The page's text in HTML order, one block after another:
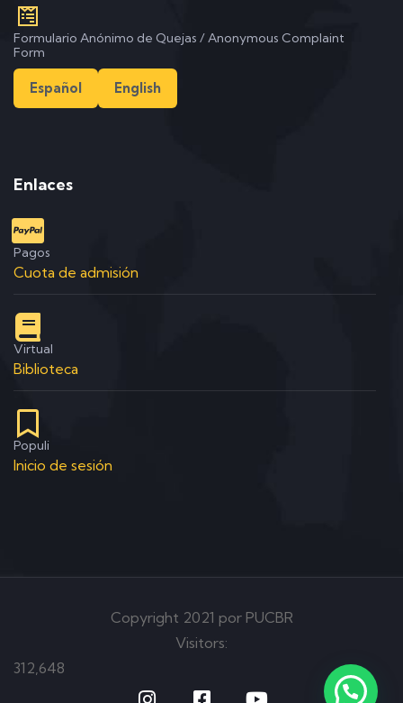
Formulario Anónimo de Quejas / Anonymous Complaint
Form
Español English
Enlaces
Pagos
Cuota de admisión
Virtual
Biblioteca
Populi
Inicio de sesión
Copyright 2021 por PUCBR
Visitors:
312,648